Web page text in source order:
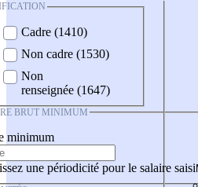
Cadre (1410)
Non cadre (1530)
Non
renseignée (1647)
BRUT MINIMUM
minimum
une périodicité pour le salaire saisi